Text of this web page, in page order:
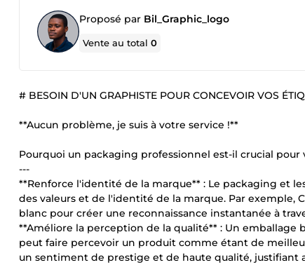
Proposé par Bil_Graphic_logo
Vente au total0
# BESOIN D'UN GRAPHISTE POUR CONCEVOIR VOS
**Aucun problème, je suis à votre service !**
Pourquoi un packaging professionnel est-il crucial pour
---
**Renforce l'identité de la marque** : Le packaging et
des valeurs et de l'identité de la marque. Par exemple,
blanc pour créer une reconnaissance instantanée à
**Améliore la perception de la qualité** : Un
peut faire percevoir un produit comme étant de
un sentiment de prestige et de haute qualité, justifiant